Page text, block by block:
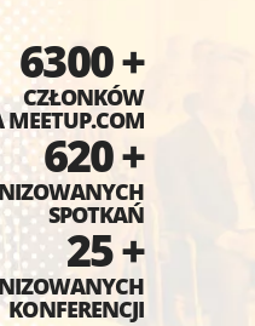
6300 +
CZŁONKÓW
MEETUP.COM
620 +
SPOTKAŃ
25 +
KONFERENCJI